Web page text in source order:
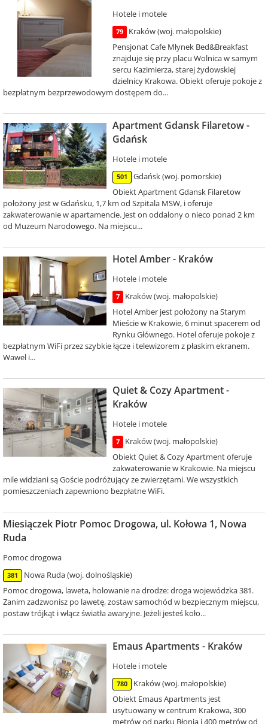
Hotele i motele
79
Kraków (woj. małopolskie)
Pensjonat Cafe Młynek Bed&Breakfast
znajduje się przy placu Wolnica w samym
sercu Kazimierza, starej żydowskiej
dzielnicy Krakowa. Obiekt oferuje pokoje z
bezpłatnym bezprzewodowym dostępem do...
Apartment Gdansk Filaretow -
Gdańsk
Hotele i motele
501
Gdańsk (woj. pomorskie)
Obiekt Apartment Gdansk Filaretow
położony jest w Gdańsku, 1,7 km od Szpitala MSW, i oferuje
zakwaterowanie w apartamencie. Jest on oddalony o nieco ponad 2 km
od Muzeum Narodowego. Na miejscu...
Hotel Amber - Kraków
Hotele i motele
7
Kraków (woj. małopolskie)
Hotel Amber jest położony na Starym
Mieście w Krakowie, 6 minut spacerem od
Rynku Głównego. Hotel oferuje pokoje z
bezpłatnym WiFi przez szybkie łącze i telewizorem z płaskim ekranem.
Wawel i...
Quiet & Cozy Apartment -
Kraków
Hotele i motele
7
Kraków (woj. małopolskie)
Obiekt Quiet & Cozy Apartment oferuje
zakwaterowanie w Krakowie. Na miejscu
mile widziani są Goście podróżujący ze zwierzętami. We wszystkich
pomieszczeniach zapewniono bezpłatne WiFi.
Miesiączek Piotr Pomoc Drogowa, ul. Kołowa 1, Nowa
Ruda
Pomoc drogowa
381
Nowa Ruda (woj. dolnośląskie)
Pomoc drogowa, laweta, holowanie na drodze: droga wojewódzka 381.
Zanim zadzwonisz po lawetę, zostaw samochód w bezpiecznym miejscu,
postaw trójkąt i włącz światła awaryjne. Jeżeli jesteś koło...
Emaus Apartments - Kraków
Hotele i motele
780
Kraków (woj. małopolskie)
Obiekt Emaus Apartments jest
usytuowany w centrum Krakowa, 300
metrów od parku Błonia i 400 metrów od